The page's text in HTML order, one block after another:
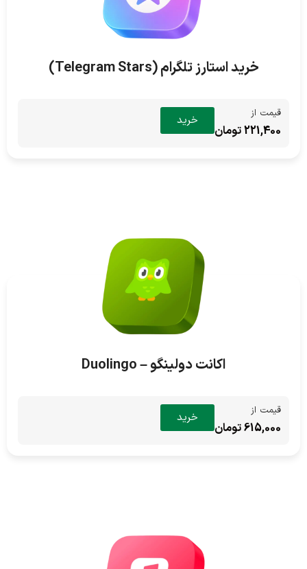
خرید استارز تلگرام (Telegram Stars)
قیمت از
221,400 تومان
خرید
اکانت دولینگو – Duolingo
قیمت از
615,000 تومان
خرید